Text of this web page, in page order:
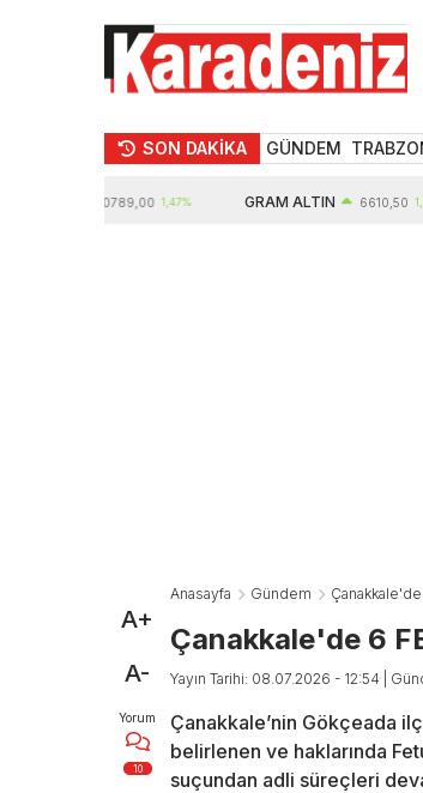
SON DAKİKA GÜNDEM
10789,00 1,47% GRAM ALTIN 6610,50 1,82%
A+
A-
Yorum
10
Anasayfa Gündem
Çanakkale'de 6
Yayın Tarihi: 08.07.2026 - 12:54 |
Çanakkale’nin Gökçeada
belirlenen ve haklarında
suçundan adli süreçleri